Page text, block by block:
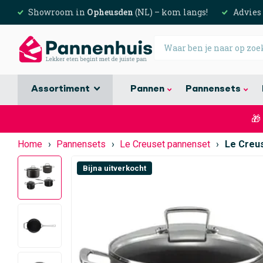
Showroom in Opheusden (NL) – kom langs!
Assortiment Pannen Pannensets
Home › Pannensets › Le Creuset pannenset › Le
Bijna uitverkocht